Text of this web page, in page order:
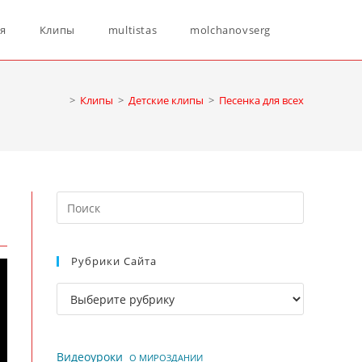
Клипы multistas molchanovserg
> Клипы > Детские клипы > Песенка для всех
клавишу
закрыть
Рубрики Сайта
Рубрики
сайта
Видеоуроки О МИРОЗДАНИИ